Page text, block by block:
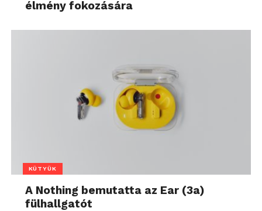
élmény fokozására
KÜTYÜK
A Nothing bemutatta az Ear (3a)
fülhallgatót